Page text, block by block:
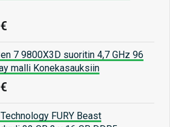
7 9800X3D suoritin 4,7 GHz 96
malli Konekasauksiin
FURY Beast